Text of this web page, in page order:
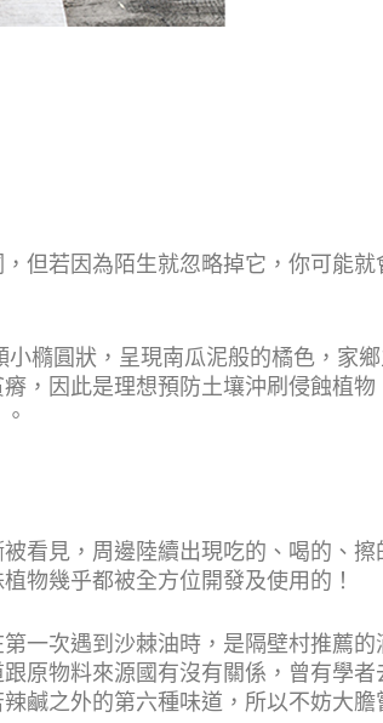
但若因為陌生就忽略掉它，你可能
橢圓狀，呈現南瓜泥般的橘色，家
，因此是理想預防土壤沖刷侵蝕植
看見，周邊陸續出現吃的、喝的、
物幾乎都被全方位開發及使用的！
一次遇到沙棘油時，是隔壁村推薦
原物料來源國有沒有關係，曾有學
鹹之外的第六種味道，所以不妨大膽